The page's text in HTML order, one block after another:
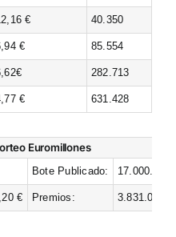
€ 40.350
€ 85.554
282.713
€ 631.428
Euromillones
Bote Publicado: 17.000.000
€ Premios: